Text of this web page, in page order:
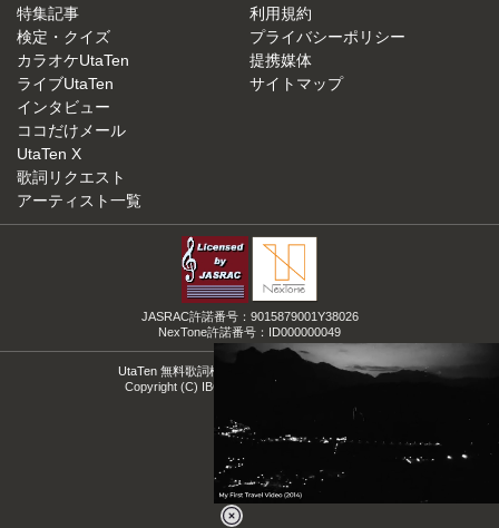
特集記事
検定・クイズ
カラオケUtaTen
ライブUtaTen
インタビュー
ココだけメール
UtaTen X
歌詞リクエスト
アーティスト一覧
利用規約
プライバシーポリシー
提携媒体
サイトマップ
JASRAC許諾番号：9015879001Y38026
NexTone許諾番号：ID000000049
UtaTen 無料歌詞検索サイトの決定版！うたてん
Copyright (C) IBG Media. All Rights Reserved.